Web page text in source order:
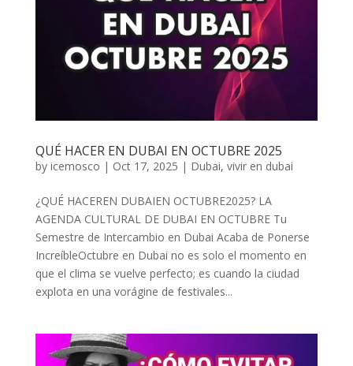
QUÉ HACER EN DUBAI EN OCTUBRE 2025
by icemosco | Oct 17, 2025 | Dubai, vivir en dubai
¿QUÉ HACEREN DUBAIEN OCTUBRE2025? LA
AGENDA CULTURAL DE DUBAI EN OCTUBRE Tu
Semestre de Intercambio en Dubai Acaba de Ponerse
IncreíbleOctubre en Dubai no es solo el momento en
que el clima se vuelve perfecto; es cuando la ciudad
explota en una vorágine de festivales...